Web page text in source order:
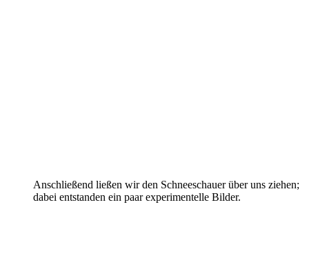
Anschließend ließen wir den Schneeschauer über uns ziehen;
dabei entstanden ein paar experimentelle Bilder.